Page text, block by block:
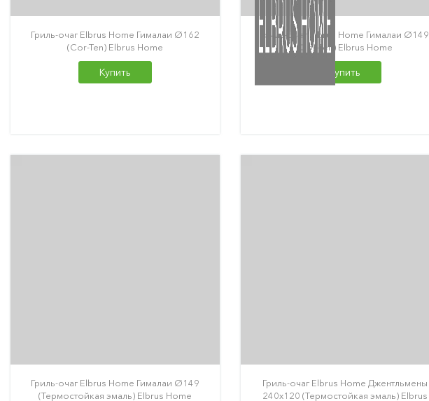
Гриль-очаг Elbrus Home Гималаи Ø162
(Cor-Ten) Elbrus Home
Купить
Гриль-очаг Elbrus Home Гималаи Ø149
(Cor-Ten) Elbrus Home
Купить
Гриль-очаг Elbrus Home Гималаи Ø149
(Термостойкая эмаль) Elbrus Home
Гриль-очаг Elbrus Home Джентльмены
240х120 (Термостойкая эмаль) Elbrus